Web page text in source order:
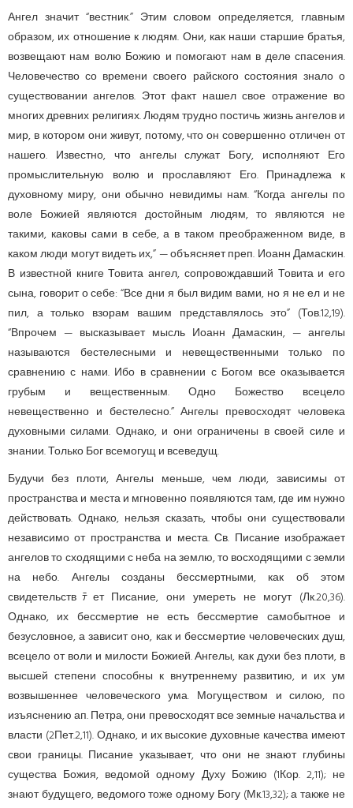
Ангел значит “вестник.” Этим словом определяется, главным
образом, их отношение к людям. Они, как наши старшие братья,
возвещают нам волю Божию и помогают нам в деле спасения.
Человечество со времени своего райского состояния знало о
существовании ангелов. Этот факт нашел свое отражение во
многих древних религиях. Людям трудно постичь жизнь ангелов и
мир, в котором они живут, потому, что он совершенно отличен от
нашего. Известно, что ангелы служат Богу, исполняют Его
промыслительную волю и прославляют Его. Принадлежа к
духовному миру, они обычно невидимы нам. “Когда ангелы по
воле Божией являются достойным людям, то являются не
такими, каковы сами в себе, а в таком преображенном виде, в
каком люди могут видеть их,” — объясняет преп. Иоанн Дамаскин.
В известной книге Товита ангел, сопровождавший Товита и его
сына, говорит о себе: “Все дни я был видим вами, но я не ел и не
пил, а только взорам вашим представлялось это” (Тов.12,19).
“Впрочем — высказывает мысль Иоанн Дамаскин, — ангелы
называются бестелесными и невеще­ственными только по
сравнению с нами. Ибо в сравнении с Богом все оказывается
грубым и вещественным. Одно Божество всецело
невещественно и бестелесно.” Ангелы превосходят человека
духовными силами. Однако, и они ограничены в своей силе и
знании. Только Бог всемогущ и всеведущ.
Будучи без плоти, Ангелы меньше, чем люди, зависимы от
пространства и места и мгновенно появляются там, где им нужно
действовать. Однако, нельзя сказать, чтобы они существовали
независимо от пространства и места. Св. Писание изображает
ангелов то сходящими с неба на землю, то восходящими с земли
на небо. Ангелы созданы бессмертными, как об этом
свидетельствﾃет Писание, они умереть не могут (Лк.20,36).
Однако, их бессмертие не есть бессмертие самобытное и
безусловное, а зависит оно, как и бессмертие человеческих душ,
всецело от воли и милости Божией. Ангелы, как духи без плоти, в
высшей степени способны к внутреннему развитию, и их ум
возвышеннее челове­ческо­го ума. Могуществом и силою, по
изъяснению ап. Петра, они превосходят все земные начальства и
власти (2Пет.2,11). Однако, и их высокие духовные качества имеют
свои границы. Писание указывает, что они не знают глубины
существа Божия, ведомой одному Духу Божию (1Кор. 2,11); не
знают будущего, ведомого тоже одному Богу (Мк.13,32); а также не